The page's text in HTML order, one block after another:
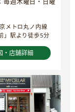
メトロ丸ノ内線
」駅より徒歩5分
・店舗詳細